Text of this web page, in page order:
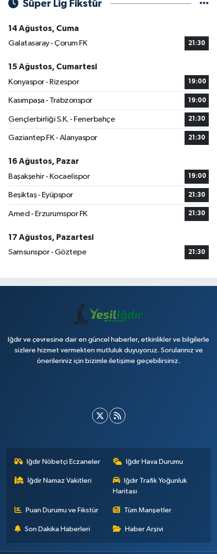
Süper Lig Fikstür
14 Ağustos, Cuma
Galatasaray - Çorum FK
21:30
15 Ağustos, Cumartesi
Konyaspor - Rizespor
19:00
Kasımpaşa - Trabzonspor 19:00
Gençlerbirliği S.K. - Fenerbahçe 21:30
Gaziantep FK - Alanyaspor 21:30
16 Ağustos, Pazar
Başakşehir - Kocaelispor
19:00
Beşiktaş - Eyüpspor 21:30
Amed - Erzurumspor FK 21:30
17 Ağustos, Pazartesi
Samsunspor - Göztepe
21:30
Iğdır ve çevresine dair en güncel haberler, etkinlikler ve bilgilerle
sizlere hizmet vermekten mutluluk duyuyoruz. Sorularınız ve
önerileriniz için bizimle iletişime geçebilirsiniz.
Iğdır Nöbetçi Eczaneler Iğdır Hava Durumu
İğdir Namaz Vakitleri
Iğdır Trafik Yoğunluk
Haritası
Puan Durumu ve Fikstür Tüm Manşetler
Son Dakika Haberleri Haber Arşivi